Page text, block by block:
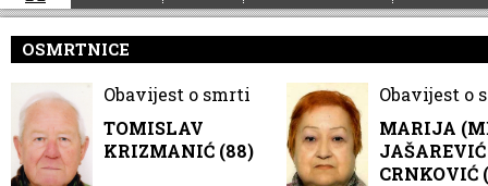
OSMRTNICE
Obavijest o smrti
TOMISLAV
KRIZMANIĆ (88)
Obavijest o
MARIJA
CRNKOVIĆ